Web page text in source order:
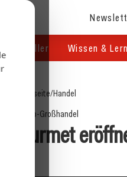
Hersteller Wissen &
Startseite/Handel
Gastro-Großhandel